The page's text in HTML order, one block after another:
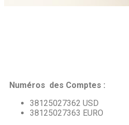
Numéros des Comptes :
38125027362 USD
38125027363 EURO